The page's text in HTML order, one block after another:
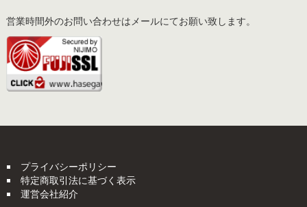
営業時間外のお問い合わせはメールにてお願い致します。
プライバシーポリシー
特定商取引法に基づく表示
運営会社紹介